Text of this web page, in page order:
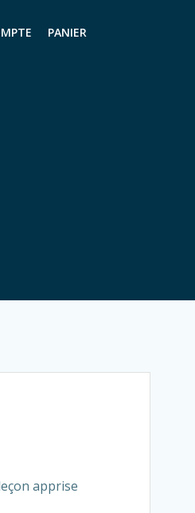
PANIER
apprise